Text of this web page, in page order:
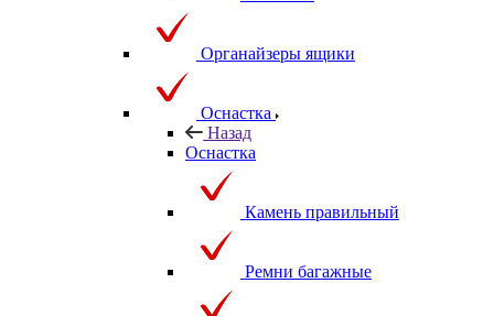
Органайзеры ящики
Оснастка
Назад
Оснастка
Камень правильный
Ремни багажные